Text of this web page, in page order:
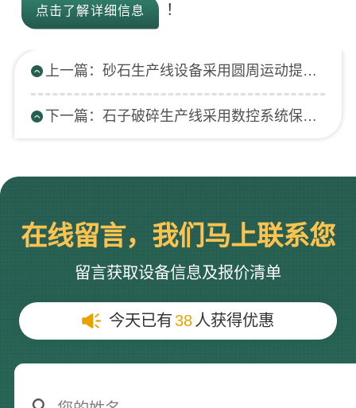
点击了解详细信息 ！
上一篇：砂石生产线设备采用圆周运动提高进料率以及出料率
下一篇：石子破碎生产线采用数控系统保证生产安全生产
在线留言，我们马上联系您
留言获取设备信息及报价清单
今天已有38 人获得优惠